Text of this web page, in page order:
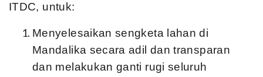
ITDC, untuk:
Menyelesaikan sengketa lahan di
Mandalika secara adil dan transparan
dan melakukan ganti rugi seluruh